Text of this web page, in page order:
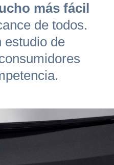
más fácil
de todos.
estudio de